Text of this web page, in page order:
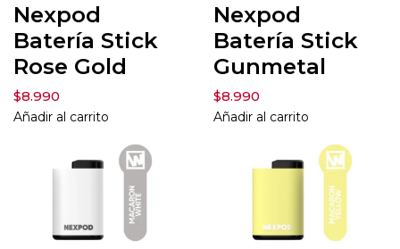
Nexpod
Batería Stick
Rose Gold
$8.990
Añadir al carrito
Nexpod
Batería Stick
Gunmetal
$8.990
Añadir al carrito